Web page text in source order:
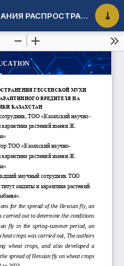
МЕТОДИКА ПРОГНОЗИРОВАНИЯ РАСПРОСТРАНЕНИЯ ГЕССЕНСКОЙ МУХИ (MAYETIOLA DESTRUCTOR SAY) КАК КАРАНТИННОГО ВРЕДИТЕЛЯ НА ТЕРРИТОРИИ РЕСПУБЛИКИ КАЗАХСТАН